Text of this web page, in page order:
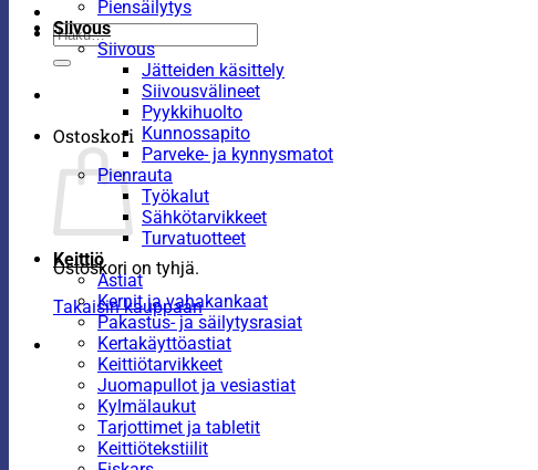
Etsi:
Ostoskori
Ostoskori on tyhjä.
Takaisin kauppaan
Piensäilytys
Siivous
Siivous
Jätteiden käsittely
Siivousvälineet
Pyykkihuolto
Kunnossapito
Parveke- ja kynnysmatot
Pienrauta
Työkalut
Sähkötarvikkeet
Turvatuotteet
Keittiö
Astiat
Kernit ja vahakankaat
Pakastus- ja säilytysrasiat
Kertakäyttöastiat
Keittiötarvikkeet
Juomapullot ja vesiastiat
Kylmälaukut
Tarjottimet ja tabletit
Keittiötekstiilit